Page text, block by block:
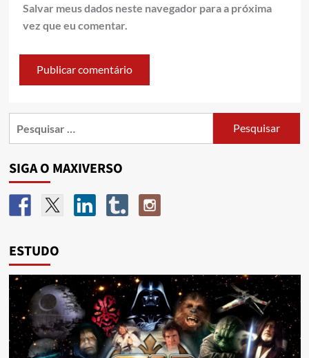
Salvar meus dados neste navegador para a próxima
vez que eu comentar.
SIGA O MAXIVERSO
ESTUDO